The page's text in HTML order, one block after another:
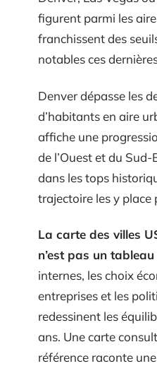
figurent parmi les
franchissent des
notables ces
Denver dépasse les
d’habitants en aire
affiche une
de l’Ouest et du
dans les tops
trajectoire les y place
La carte des villes
n’est pas un
internes, les choix
entreprises et les
redessinent les
ans. Une carte
référence raconte